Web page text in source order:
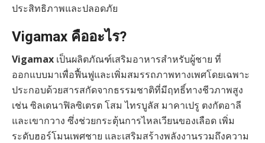
ประสิทธิภาพและปลอดภัย
Vigamax คืออะไร?
Vigamax เป็นผลิตภัณฑ์เสริมอาหารสำหรับผู้ชาย ที่
ออกแบบมาเพื่อฟื้นฟูและเพิ่มสมรรถภาพทางเพศโดยเฉพาะ
ประกอบด้วยสารสกัดจากธรรมชาติที่มีฤทธิ์ทางชีวภาพสูง
เช่น ซิลเดนาฟิลซิเตรต โสม ไทรบูลัส มาคาเปรู ตงกัตอาลี
และเขากวาง ซึ่งช่วยกระตุ้นการไหลเวียนของเลือด เพิ่ม
ระดับฮอร์โมนเพศชาย และเสริมสร้างพลังงานรวมถึงความ